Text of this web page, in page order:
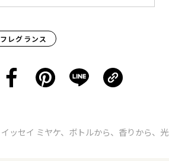
フレグランス
イッセイ ミヤケ、ボトルから、香りから、